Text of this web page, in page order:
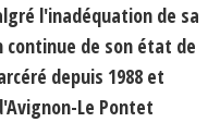
l'inadéquation de sa
de son état de
depuis 1988 et
Le Pontet